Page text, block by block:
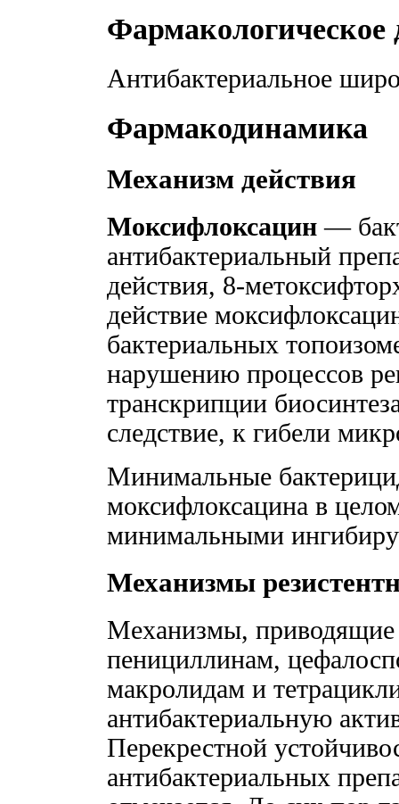
Фармакологическое
Антибактериальное
Фармакодинамика
Механизм действия
Моксифлоксацин —
антибактериальный
действия, 8-
действие
бактериальных
нарушению процессов
транскрипции
следствие, к гибели
Минимальные
моксифлоксацина в
минимальными
Механизмы
Механизмы, приводящие
пенициллинам,
макролидам и
антибактериальную
Перекрестной
антибактериальных